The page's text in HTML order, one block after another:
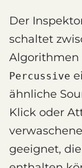
Der
schaltet
Algorithmen
Percussive
ähnliche
Klick oder
geeignet,